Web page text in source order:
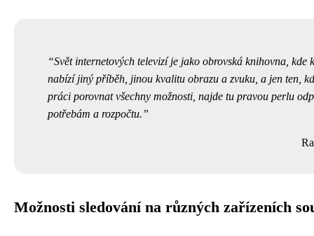
Svět internetových televizí je jako obrovská knihovna, kde
nabízí jiný příběh, jinou kvalitu obrazu a zvuku, a jen ten,
práci porovnat všechny možnosti, najde tu pravou perlu
potřebám a rozpočtu.
Možnosti sledování na různých zařízeních